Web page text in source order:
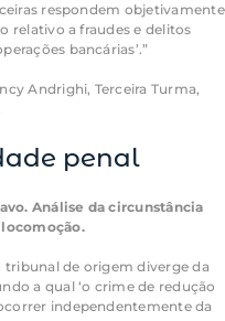
respondem objetivamente
relativo a fraudes e delitos
bancárias’.”
Andrighi, Terceira Turma,
penal
Análise da circunstância
de origem diverge da
a qual ‘o crime de redução
independentemente da